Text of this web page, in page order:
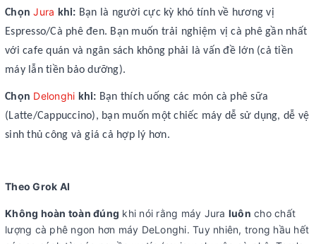
ChọnJura khi: Bạn là người cực kỳ khó tính về hương vị
Espresso/Cà phê đen. Bạn muốn trải nghiệm vị cà phê gần nhất
với cafe quán và ngân sách không phải là vấn đề lớn (cả tiền
máy lẫn tiền bảo dưỡng).
Chọn Delonghi khi: Bạn thích uống các món cà phê sữa
(Latte/Cappuccino), bạn muốn một chiếc máy dễ sử dụng, dễ vệ
sinh thủ công và giá cả hợp lý hơn.
Theo Grok AI
Không hoàn toàn đúng khi nói rằng máy Jura luôn cho chất
lượng cà phê ngon hơn máy DeLonghi. Tuy nhiên, trong hầu hết